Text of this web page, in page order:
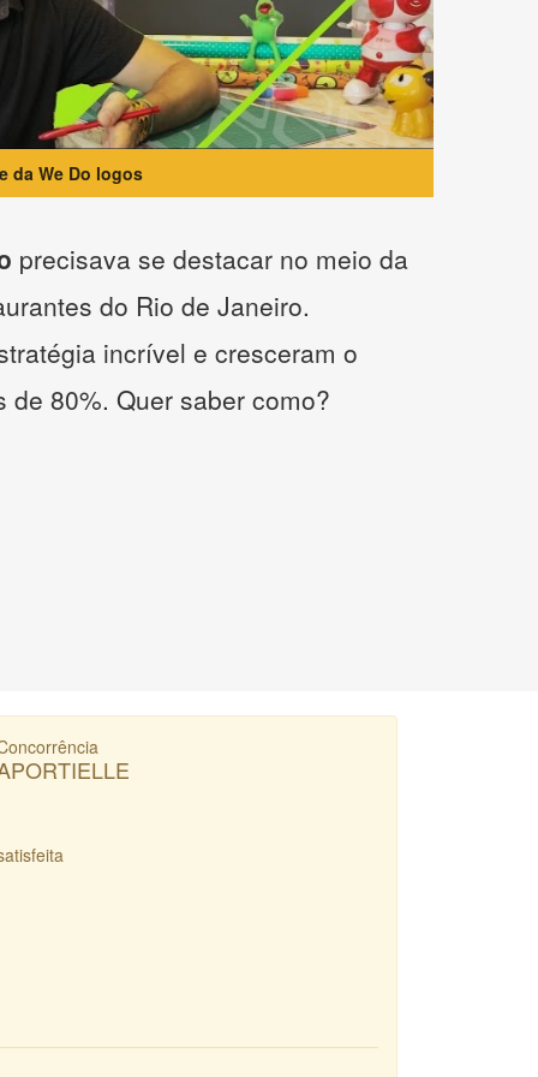
da We Do logos
precisava se destacar no meio da
do Rio de Janeiro.
incrível e cresceram o
de 80%. Quer saber como?